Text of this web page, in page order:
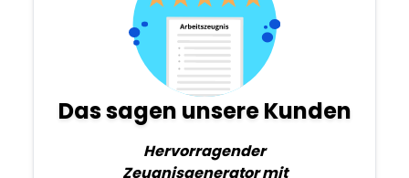
Das sagen unsere Kunden
Hervorragender
Zeugnisgenerator mit